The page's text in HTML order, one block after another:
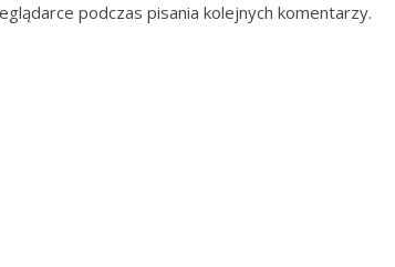
podczas pisania kolejnych komentarzy.